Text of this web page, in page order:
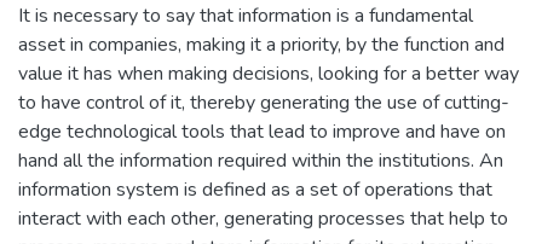
It is necessary to say that information is a fundamental
asset in companies, making it a priority, by the function and
value it has when making decisions, looking for a better way
to have control of it, thereby generating the use of cutting-
edge technological tools that lead to improve and have on
hand all the information required within the institutions. An
information system is defined as a set of operations that
interact with each other, generating processes that help to